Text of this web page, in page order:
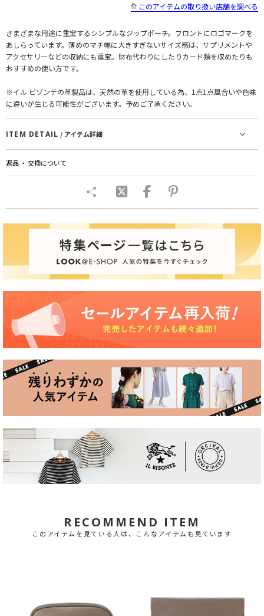
このアイテムの取り扱い店舗を調べる
さまざまな用途に重宝するシンプルなジップポーチ。フロントにロゴマークを
あしらっています。薄めのマチ幅に大きすぎないサイズ感は、サプリメントや
アクセサリーなどの収納にも重宝。財布代わりにしたりカード類を収めたりも
おすすめの使い方です。
※イル ビゾンテの革製品は、天然の革を使用している為、1点1点風合いや色味
に違いが生じる可能性がございます。予めご了承ください。
ITEM DETAIL / アイテム詳細
返品 ・ 交換について
RECOMMEND ITEM
このアイテムを見ている人は、こんなアイテムも見ています